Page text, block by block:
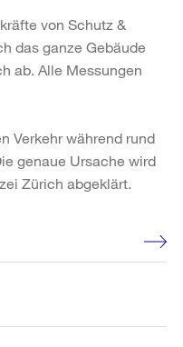
von Schutz &
das ganze Gebäude
ab. Alle Messungen
Verkehr während rund
genaue Ursache wird
Zürich abgeklärt.